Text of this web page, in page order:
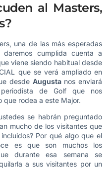
al Masters,
una de las más esperadas
daremos cumplida cuenta a
viene siendo habitual desde
que se verá ampliado en
desde Augusta nos enviará
de Golf que nos
que rodea a este Major.
se habrán preguntado
mucho de los visitantes que
Por qué algo que el
es que son muchos los
durante esa semana se
a sus visitantes por un